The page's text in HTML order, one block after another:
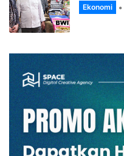
Ekonomi